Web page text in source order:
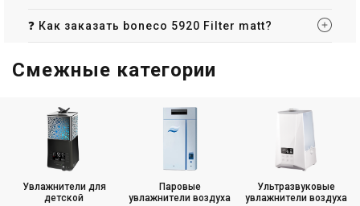
❓ Как заказать boneco 5920 Filter matt?
Смежные категории
Увлажнители для
детской
Паровые
увлажнители воздуха
Ультразвуковые
увлажнители воздуха